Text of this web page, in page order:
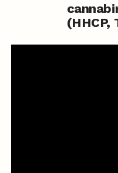
(HHCP,